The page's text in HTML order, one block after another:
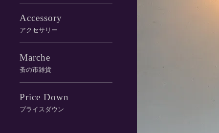
Accessory
アクセサリー
Marche
蚤の市雑貨
Price Down
プライスダウン